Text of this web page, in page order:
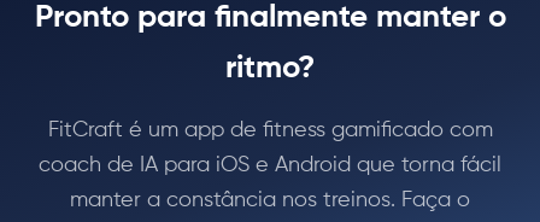
Pronto para finalmente manter o
ritmo?
FitCraft é um app de fitness gamificado com
coach de IA para iOS e Android que torna fácil
manter a constância nos treinos. Faça o